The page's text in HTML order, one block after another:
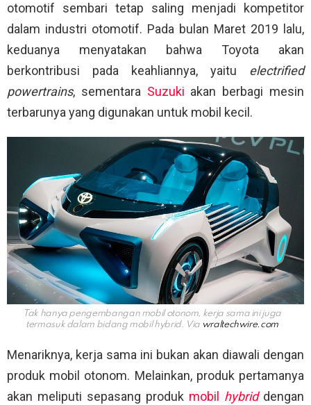
otomotif sembari tetap saling menjadi kompetitor
dalam industri otomotif. Pada bulan Maret 2019 lalu,
keduanya menyatakan bahwa Toyota akan
berkontribusi pada keahliannya, yaitu electrified
powertrains, sementara Suzuki akan berbagi mesin
terbarunya yang digunakan untuk mobil kecil.
Tak hanya pengembangan mobil otonom, kerja sama ini juga
termasuk dalam bidang mobil hybrid. Via wraltechwire.com
Menariknya, kerja sama ini bukan akan diawali dengan
produk mobil otonom. Melainkan, produk pertamanya
akan meliputi sepasang produk mobil hybriddengan